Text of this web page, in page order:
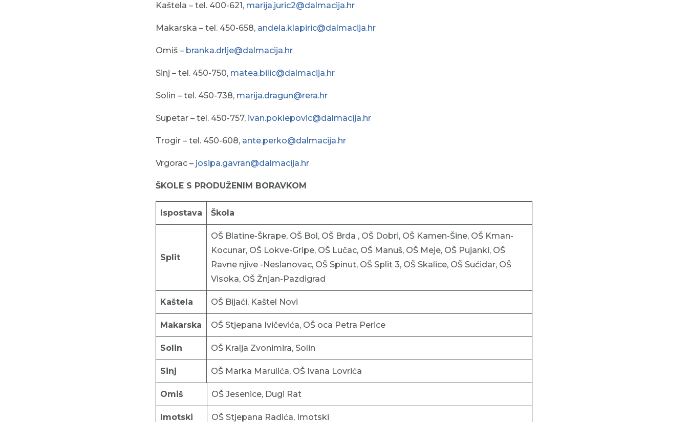
Kaštela – tel. 400-621, marija.juric2@dalmacija.hr
Makarska – tel. 450-658, andela.klapiric@dalmacija.hr
Omiš – branka.drlje@dalmacija.hr
Sinj – tel. 450-750, matea.bilic@dalmacija.hr
Solin – tel. 450-738, marija.dragun@rera.hr
Supetar – tel. 450-757, ivan.poklepovic@dalmacija.hr
Trogir – tel. 450-608, ante.perko@dalmacija.hr
Vrgorac – josipa.gavran@dalmacija.hr
ŠKOLE S PRODUŽENIM BORAVKOM
Ispostava Škola
Split
OŠ Blatine-Škrape, OŠ Bol, OŠ Brda , OŠ Dobri, OŠ Kamen-Šine, OŠ Kman-
Kocunar, OŠ Lokve-Gripe, OŠ Lučac, OŠ Manuš, OŠ Meje, OŠ Pujanki, OŠ
Ravne njive -Neslanovac, OŠ Spinut, OŠ Split 3, OŠ Skalice, OŠ Sućidar, OŠ
Visoka, OŠ Žnjan-Pazdigrad
Kaštela OŠ Bijaći, Kaštel Novi
Makarska OŠ Stjepana Ivičevića, OŠ oca Petra Perice
Solin OŠ Kralja Zvonimira, Solin
Sinj OŠ Marka Marulića, OŠ Ivana Lovrića
Omiš OŠ Jesenice, Dugi Rat
Imotski OŠ Stjepana Radića, Imotski